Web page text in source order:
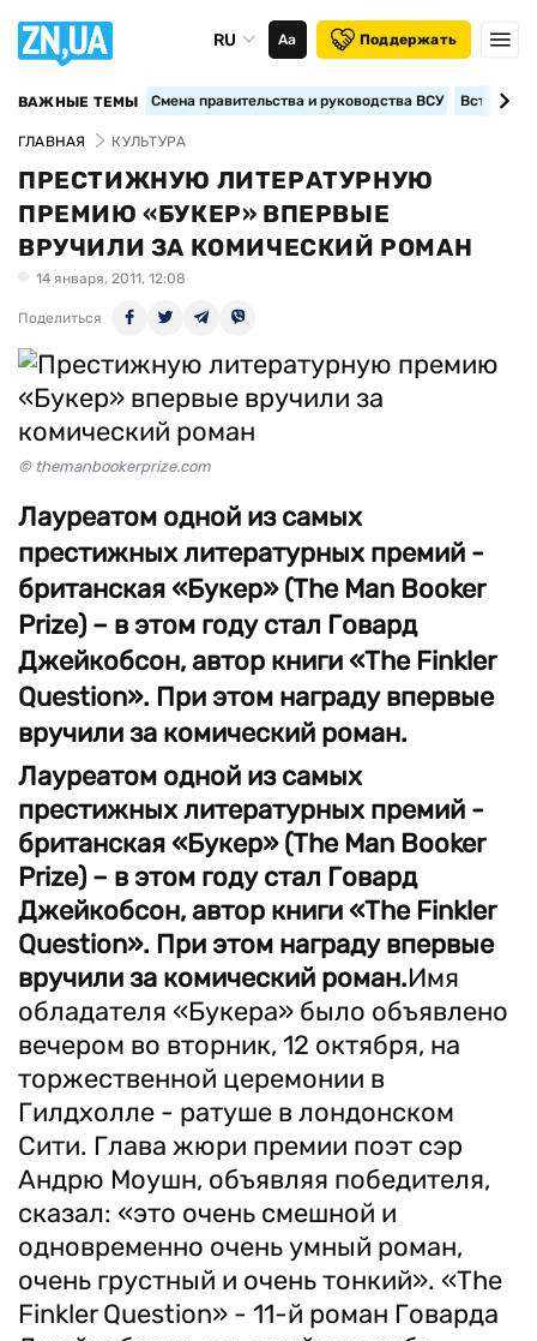
RU Аа Поддержать
ВАЖНЫЕ ТЕМЫ Смена правительства и руководства ВСУ
ГЛАВНАЯ КУЛЬТУРА
ПРЕСТИЖНУЮ ЛИТЕРАТУРНУЮ
ПРЕМИЮ «БУКЕР» ВПЕРВЫЕ
ВРУЧИЛИ ЗА КОМИЧЕСКИЙ РОМАН
14 января, 2011, 12:08
Поделиться
© themanbookerprize.com
Лауреатом одной из самых
престижных литературных премий -
британская «Букер» (The Man Booker
Prize) – в этом году стал Говард
Джейкобсон, автор книги «The Finkler
Question». При этом награду впервые
вручили за комический роман.
Лауреатом одной из самых
престижных литературных премий -
британская «Букер» (The Man Booker
Prize) – в этом году стал Говард
Джейкобсон, автор книги «The Finkler
Question». При этом награду впервые
вручили за комический роман.Имя
обладателя «Букера» было объявлено
вечером во вторник, 12 октября, на
торжественной церемонии в
Гилдхолле - ратуше в лондонском
Сити. Глава жюри премии поэт сэр
Андрю Моушн, объявляя победителя,
сказал: «это очень смешной и
одновременно очень умный роман,
очень грустный и очень тонкий». «The
Finkler Question» - 11-й роман Говарда